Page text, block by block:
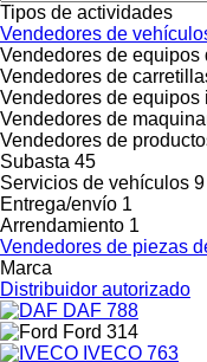
Tipos de actividades
Vendedores de
Vendedores de equipos
Vendedores de
Vendedores de equipos
Vendedores de
Vendedores de
Subasta 45
Servicios de vehículos 9
Entrega/envío 1
Arrendamiento 1
Vendedores de piezas
Marca
Distribuidor autorizado
DAF 788
Ford 314
IVECO 763